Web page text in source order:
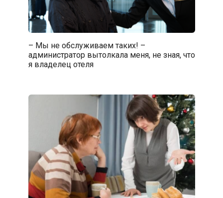
– Мы не обслуживаем таких! –
администратор вытолкала меня, не зная, что
я владелец отеля